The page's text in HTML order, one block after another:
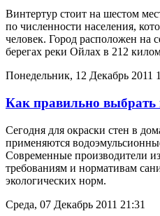
Винтертур стоит на шестом
по численности населения,
человек. Город расположен на
берегах реки Ойлах в 212
Понедельник, 12 Декабрь 2011
Как правильно выбрать
Сегодня для окраски стен в
применяются
Современные производители
требованиям и нормативам
экологических норм.
Среда, 07 Декабрь 2011 21:31